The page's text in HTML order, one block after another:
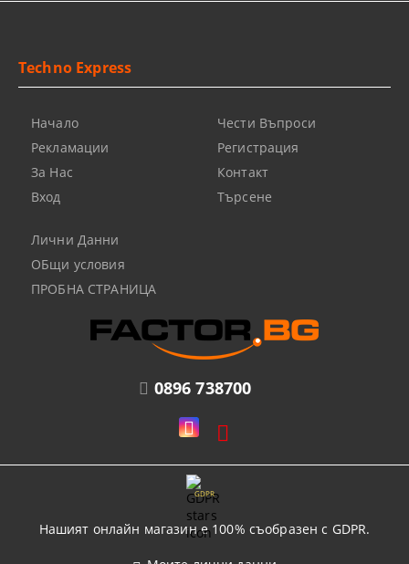
0896 738700
Techno Express
Начало
Рекламации
За Нас
Вход
Чести Въпроси
Регистрация
Контакт
Търсене
Лични Данни
ОБщи условия
ПРОБНА СТРАНИЦА
GDPR
Нашият онлайн магазин е 100% съобразен с GDPR.